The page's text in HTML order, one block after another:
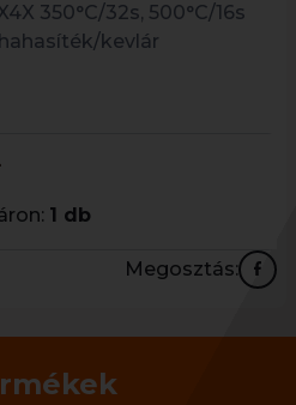
350°C/32s, 500°C/16s
kevlár
1 db
Megosztás: